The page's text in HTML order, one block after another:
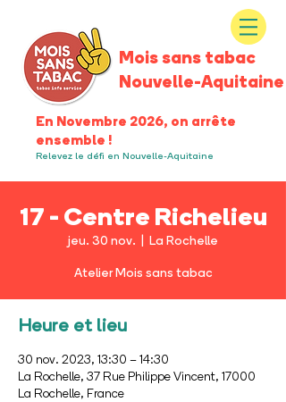
Mois sans tabac
Nouvelle-Aquitaine
En Novembre 2026, on arrête
ensemble !
Relevez le défi en Nouvelle-Aquitaine
17 - Centre Richelieu
jeu. 30 nov.
  |
La Rochelle
Atelier Mois sans tabac
Heure et lieu
30 nov. 2023, 13:30 – 14:30
La Rochelle, 37 Rue Philippe Vincent, 17000
La Rochelle, France